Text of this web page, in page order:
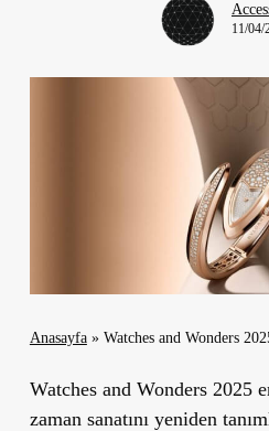
11/04/
Anasayfa» Watches and Wonders
Watches and Wonders 2025
zaman sanatını yeniden